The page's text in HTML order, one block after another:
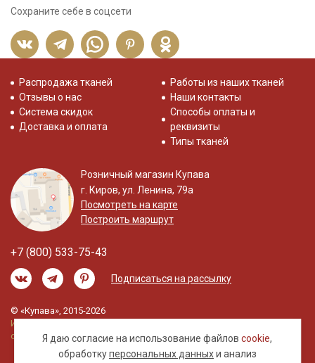
Сохраните себе в соцсети
Я даю согласие на использование файловcookie,
обработкуперсональных данныхи анализ
Распродажа тканей
Отзывы о нас
Система скидок
Доставка и оплата
Работы из наших тканей
Наши контакты
Способы оплаты и
реквизиты
Типы тканей
Розничный магазин Купава
г. Киров, ул. Ленина, 79а
Посмотреть на карте
Построить маршрут
+7 (800) 533-75-43
Подписаться на рассылку
© «Купава», 2015-2026
Информация на сайте не является публичной
офертой.